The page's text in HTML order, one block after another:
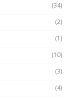
(34)
(2)
(1)
(10)
(3)
(4)